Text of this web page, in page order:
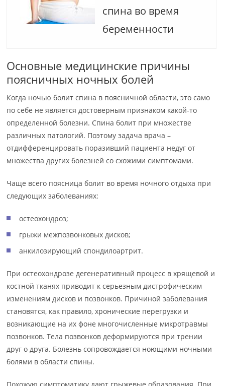
спина во время
беременности
Основные медицинские причины
поясничных ночных болей
Когда ночью болит спина в поясничной области, это само
по себе не является достоверным признаком какой-то
определенной болезни. Спина болит при множестве
различных патологий. Поэтому задача врача –
отдифференцировать поразивший пациента недуг от
множества других болезней со схожими симптомами.
Чаще всего поясница болит во время ночного отдыха при
следующих заболеваниях:
остеохондроз;
грыжи межпозвонковых дисков;
анкилозирующий спондилоартрит.
При остеохондрозе дегенеративный процесс в хрящевой и
костной тканях приводит к серьезным дистрофическим
изменениям дисков и позвонков. Причиной заболевания
становятся, как правило, хронические перегрузки и
возникающие на их фоне многочисленные микротравмы
позвонков. Тела позвонков деформируются при трении
друг о друга. Болезнь сопровождается ноющими ночными
болями в области спины.